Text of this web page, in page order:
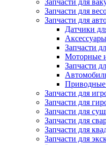
Запчасти для
Запчасти для
Запчасти для
Датчики
Запчасти
Моторные
Запчасти
Приводные
Запчасти для
Запчасти для
Запчасти для
Запчасти для
Запчасти для
Запчасти для